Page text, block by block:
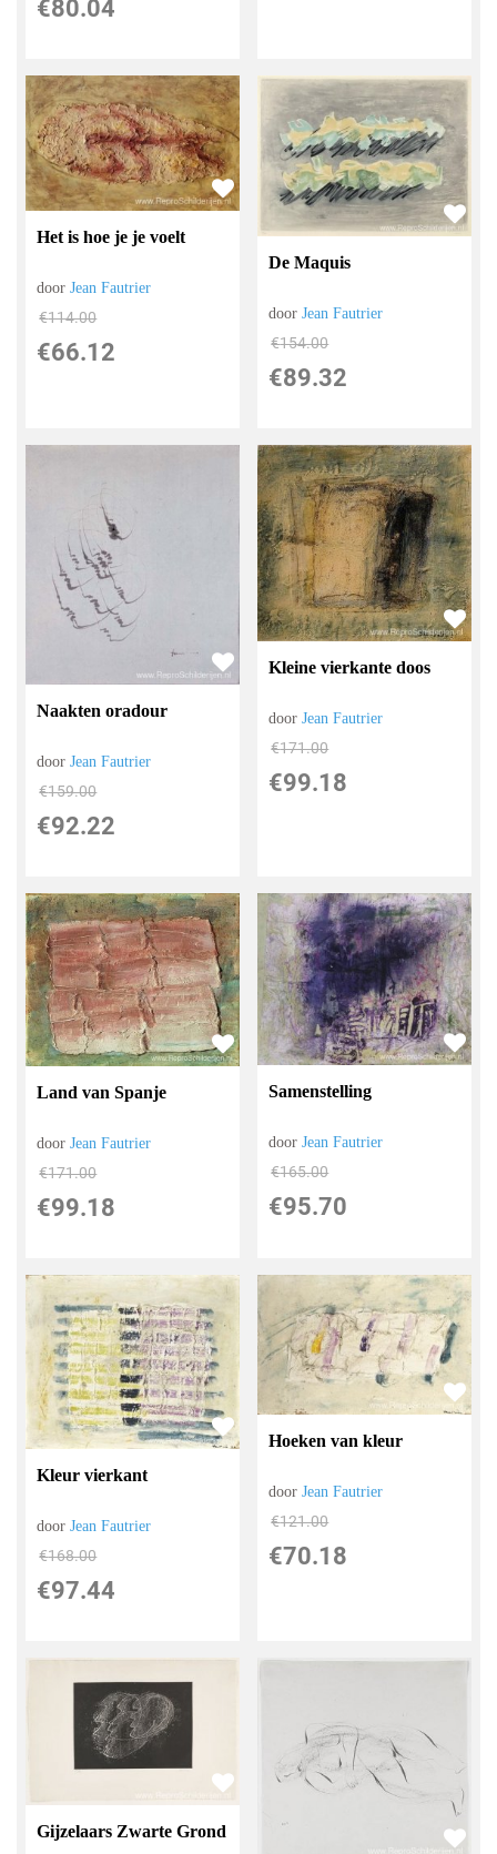
€80.04
Het is hoe je je voelt
doorJean Fautrier
€114.00
€66.12
De Maquis
doorJean Fautrier
€154.00
€89.32
Naakten oradour
doorJean Fautrier
€159.00
€92.22
Kleine vierkante doos
doorJean Fautrier
€171.00
€99.18
Land van Spanje
doorJean Fautrier
€171.00
€99.18
Samenstelling
doorJean Fautrier
€165.00
€95.70
Kleur vierkant
doorJean Fautrier
€168.00
€97.44
Hoeken van kleur
doorJean Fautrier
€121.00
€70.18
Gijzelaars Zwarte Grond